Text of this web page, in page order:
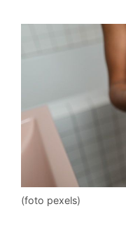
(foto pexels)